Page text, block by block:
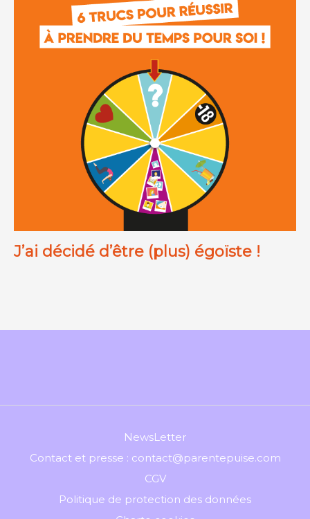
J’ai décidé d’être (plus) égoïste !
NewsLetter
Contact et presse : contact@parentepuise.com
CGV
Politique de protection des données